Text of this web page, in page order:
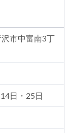
市中富南3丁
日・25日